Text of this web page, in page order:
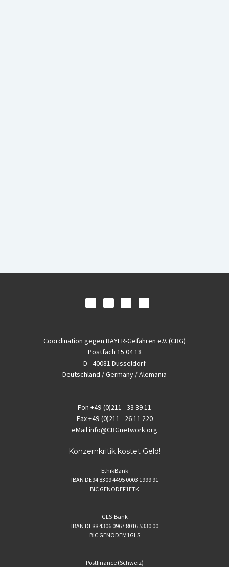
Coordination gegen BAYER-Gefahren e.V. (CBG)
Postfach 15 04 18
D - 40081 Düsseldorf
Deutschland / Germany / Alemania
Fon +49-(0)211 - 33 39 11
Fax+49-(0)211 - 26 11 220
eMailinfo@CBGnetwork.org
Konzernkritik kostet Geld!
EthikBank
IBAN DE94 8309 4495 0003 1999 91
BIC GENODEF1ETK
GLS-Bank
IBAN DE88 4306 0967 8016 5330 00
BIC GENODEM1GLS
Postfinance (Schweiz)